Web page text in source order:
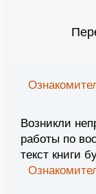
Возникли
работы по
текст книги